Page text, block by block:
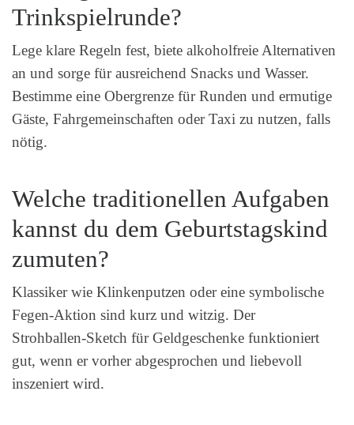
Trinkspielrunde?
Lege klare Regeln fest, biete alkoholfreie Alternativen
an und sorge für ausreichend Snacks und Wasser.
Bestimme eine Obergrenze für Runden und ermutige
Gäste, Fahrgemeinschaften oder Taxi zu nutzen, falls
nötig.
Welche traditionellen Aufgaben
kannst du dem Geburtstagskind
zumuten?
Klassiker wie Klinkenputzen oder eine symbolische
Fegen‑Aktion sind kurz und witzig. Der
Strohballen‑Sketch für Geldgeschenke funktioniert
gut, wenn er vorher abgesprochen und liebevoll
inszeniert wird.